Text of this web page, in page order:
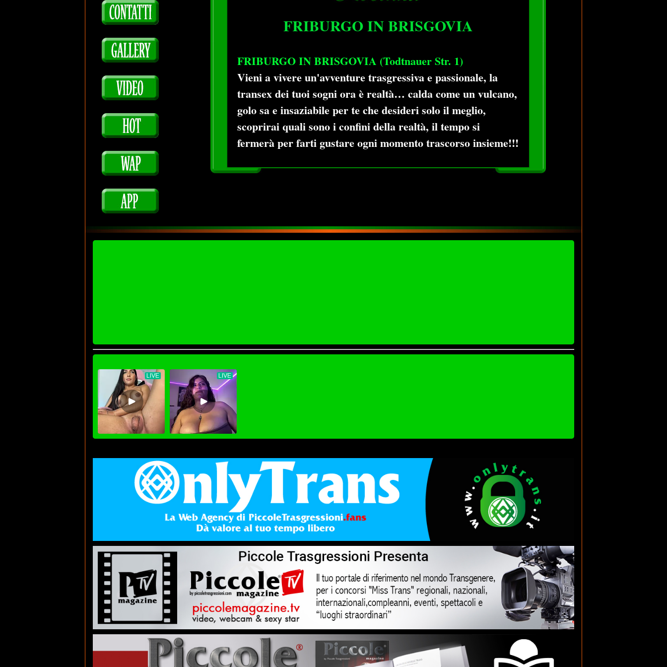
FRIBURGO IN BRISGOVIA
FRIBURGO IN BRISGOVIA (Todtnauer Str. 1)
Vieni a vivere un'avventure trasgressiva e passionale, la
transex dei tuoi sogni ora è realtà… calda come un vulcano,
golo sa e insaziabile per te che desideri solo il meglio,
scoprirai quali sono i confini della realtà, il tempo si
fermerà per farti gustare ogni momento trascorso insieme!!!